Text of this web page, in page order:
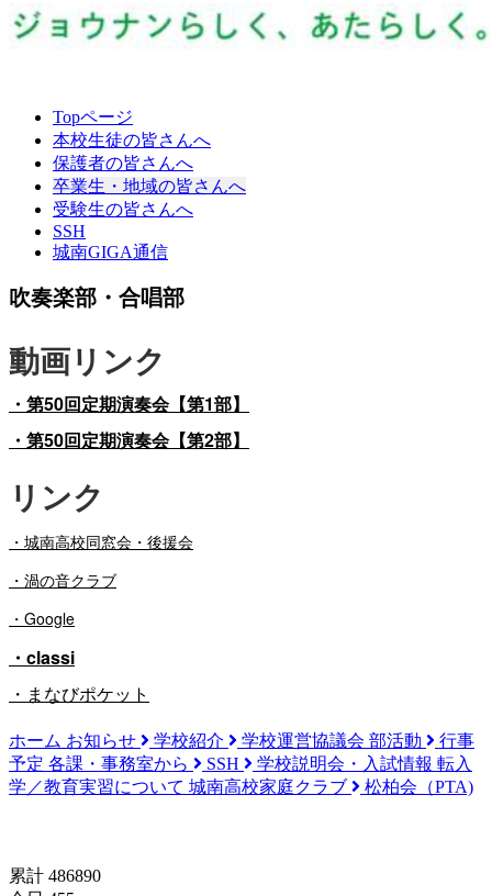
Topページ
本校生徒の皆さんへ
保護者の皆さんへ
卒業生・地域の皆さんへ
受験生の皆さんへ
SSH
城南GIGA通信
吹奏楽部・合唱部
動画リンク
・第50回定期演奏会【第1部】
・第50回定期演奏会【第2部】
リンク
・ 城南高校同窓会・後援会
・渦の音クラブ
・Google
・classi
・まなびポケット
ホーム お知らせ 学校紹介 学校運営協議会 部活動
行事
予定 各課・事務室から SSH 学校説明会・入試情報 転入
学／教育実習について 城南高校家庭クラブ 松柏会（PTA)
累計 486890